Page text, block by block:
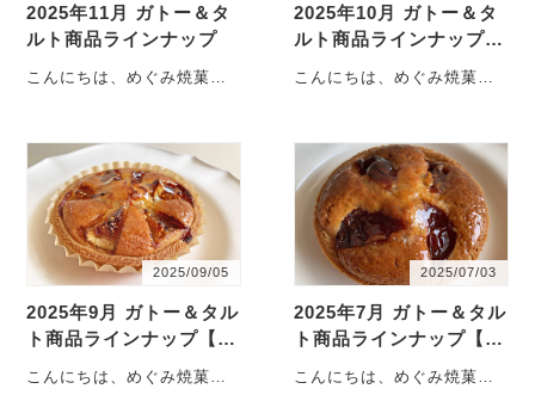
2025年11月 ガトー＆タ
ルト商品ラインナップ
こんにちは、めぐみ焼菓子
案内です！ ・・・
2025年10月 ガトー＆タ
ルト商品ラインナップ
こんにちは、めぐみ焼菓子
案内です！ ・・・
2025/09/05
2025年9月 ガトー＆タル
ト商品ラインナップ【更
こんにちは、めぐみ焼菓子
2025/07/03
2025年7月 ガトー＆タル
ト商品ラインナップ【更
こんにちは、めぐみ焼菓子